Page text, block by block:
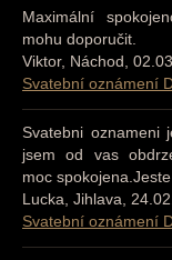
Maximální
mohu doporučit.
Viktor, Náchod,
Svatební oznámení
Svatebni oznameni
jsem od vas
moc
Lucka, Jihlava,
Svatební oznámení